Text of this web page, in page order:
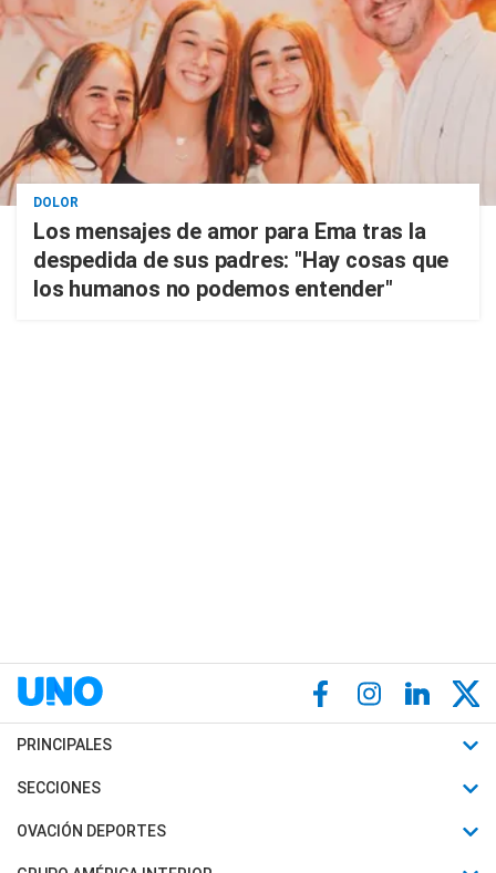
DOLOR
Los mensajes de amor para Ema tras la
despedida de sus padres: "Hay cosas que
los humanos no podemos entender"
PRINCIPALES
Últimas Noticias
Política
SECCIONES
Horóscopo
Motores
OVACIÓN DEPORTES